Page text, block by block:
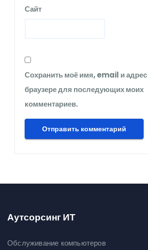
Сайт
Сохранить моё имя, email и адрес
браузере для последующих моих
комментариев.
Аутсорсинг ИТ
Обслуживание компьютеров